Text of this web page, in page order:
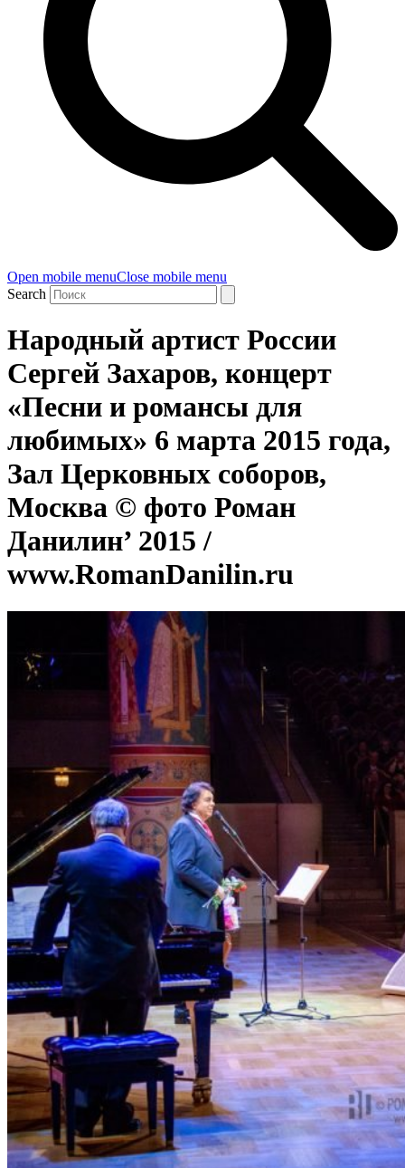
Open mobile menuClose mobile menu
Search
Народный артист России
Сергей Захаров, концерт
«Песни и романсы для
любимых» 6 марта 2015 года,
Зал Церковных соборов,
Москва © фото Роман
Данилин’ 2015 /
www.RomanDanilin.ru